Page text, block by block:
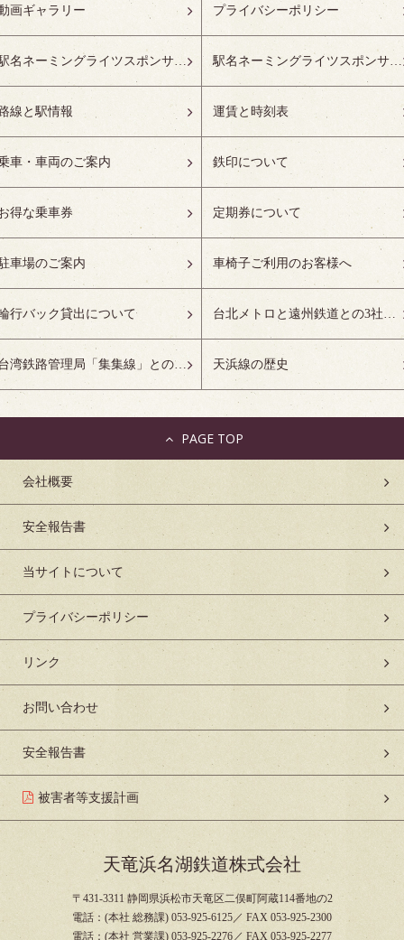
画ギャラリー プライバシーポリシー
駅名ネーミングライツスポンサーの募集開始 駅名ネーミングライツスポンサー紹介
線と駅情報 運賃と時刻表
車・車両のご案内 鉄印について
得な乗車券 定期券について
車場のご案内 車椅子ご利用のお客様へ
行バック貸出について 台北メトロと遠州鉄道との3社友好協定について
台湾鉄路管理局「集集線」との姉妹鉄道協定について 天浜線の歴史
会社概要
安全報告書
当サイトについて
プライバシーポリシー
リンク
お問い合わせ
安全報告書
被害者等支援計画
天竜浜名湖鉄道株式会社
〒431-3311 静岡県浜松市天竜区二俣町阿蔵114番地の2
電話：(本社 総務課) 053-925-6125／ FAX 053-925-2300
電話：(本社 営業課) 053-925-2276／ FAX 053-925-2277
PAGE TOP